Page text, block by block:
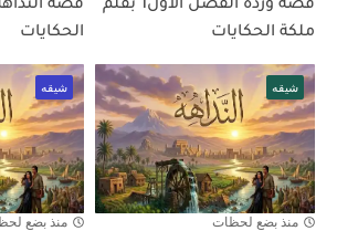
قصة وردة الفصل الاول1 بقلم
ملكة الحكايات
قصة
الحكايات
شيقه
منذ بضع لحظات
شيقه
منذ بضع